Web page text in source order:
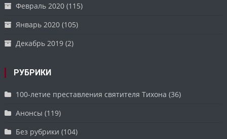
Февраль 2020 (115)
Январь 2020 (105)
Декабрь 2019 (2)
РУБРИКИ
100-летие преставления святителя Тихона (36)
Анонсы (119)
Без рубрики (104)